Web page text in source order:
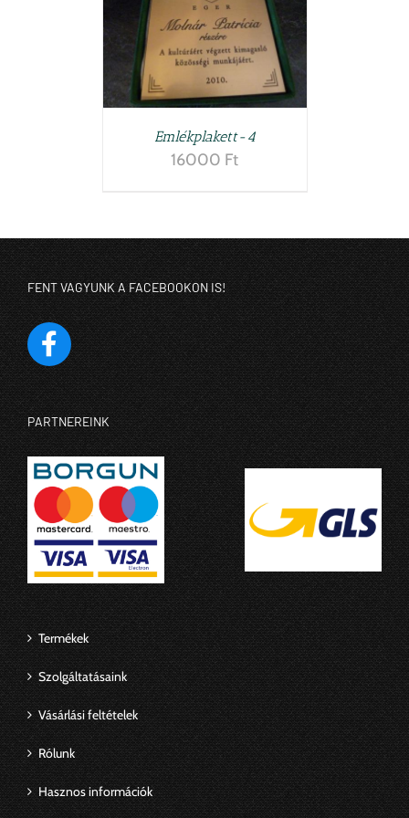
Emlékplakett-4
16000 Ft
FENT VAGYUNK A FACEBOOKON IS!
PARTNEREINK
Termékek
Szolgáltatásaink
Vásárlási feltételek
Rólunk
Hasznos információk